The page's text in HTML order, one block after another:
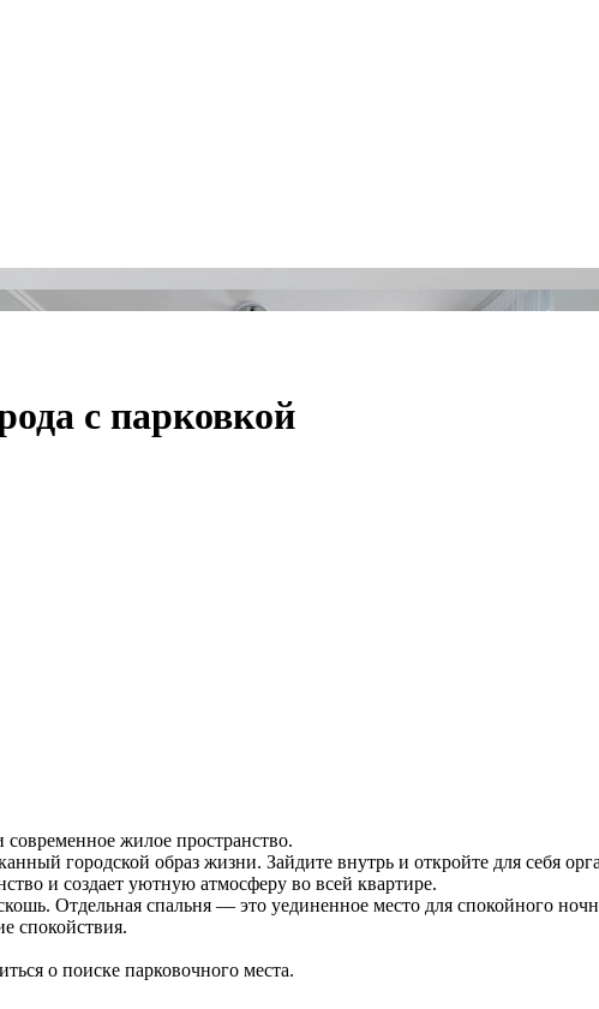
с парковкой
жилое пространство.
городской образ жизни. Зайдите внутрь и откройте для себя
и создает уютную атмосферу во всей квартире.
Отдельная спальня — это уединенное место для спокойного
спокойствия.
о поиске парковочного места.